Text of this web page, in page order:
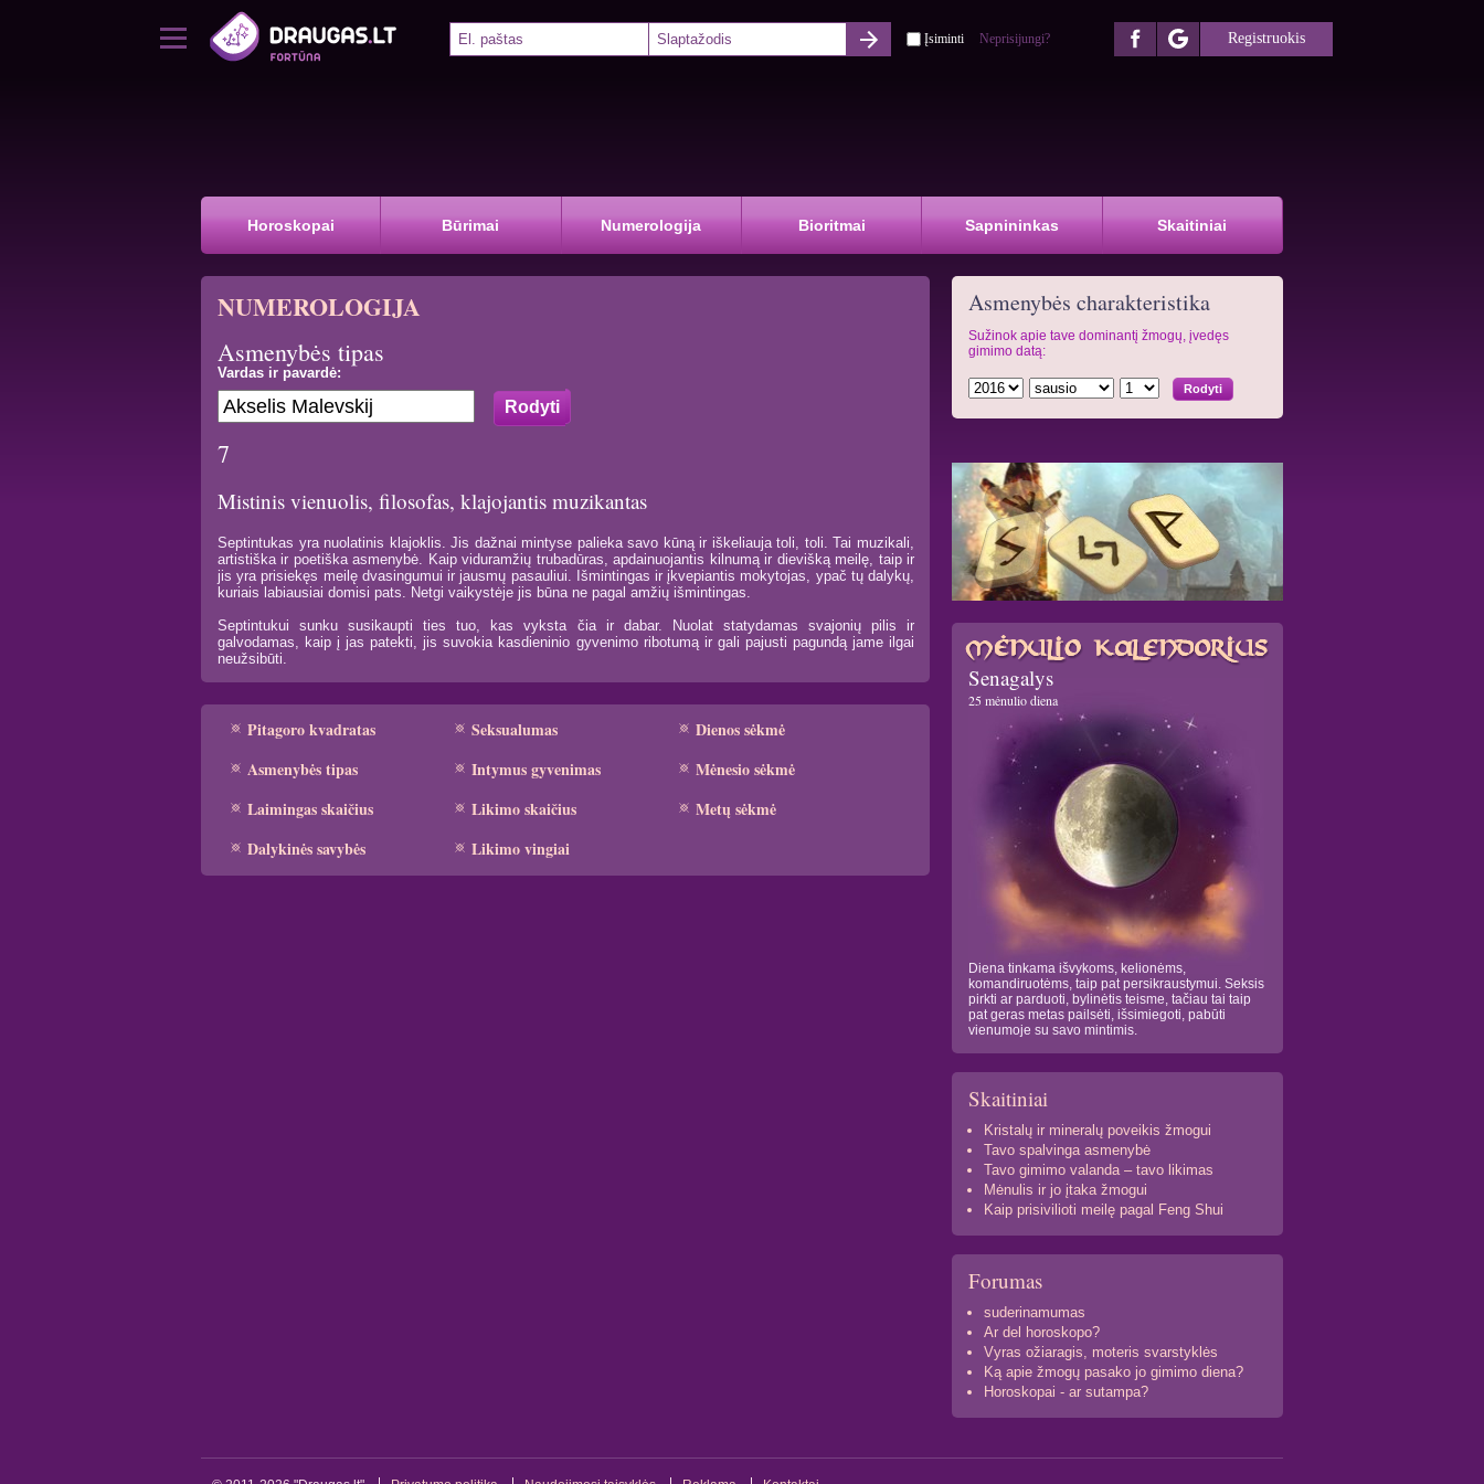
Įsiminti Neprisijungi? Registruokis
Horoskopai Būrimai Numerologija Bioritmai Sapnininkas Skaitiniai
NUMEROLOGIJA
Asmenybės tipas
Vardas ir pavardė:
7
Mistinis vienuolis, filosofas, klajojantis muzikantas
Septintukas yra nuolatinis klajoklis. Jis dažnai mintyse palieka savo kūną ir iškeliauja toli, toli. Tai muzikali,
artistiška ir poetiška asmenybė. Kaip viduramžių trubadūras, apdainuojantis kilnumą ir dievišką meilę, taip ir
jis yra prisiekęs meilę dvasingumui ir jausmų pasauliui. Išmintingas ir įkvepiantis mokytojas, ypač tų dalykų,
kuriais labiausiai domisi pats. Netgi vaikystėje jis būna ne pagal amžių išmintingas.
Septintukui sunku susikaupti ties tuo, kas vyksta čia ir dabar. Nuolat statydamas svajonių pilis ir
galvodamas, kaip į jas patekti, jis suvokia kasdieninio gyvenimo ribotumą ir gali pajusti pagundą jame ilgai
neužsibūti.
Pitagoro kvadratas
Asmenybės tipas
Laimingas skaičius
Dalykinės savybės
Seksualumas
Intymus gyvenimas
Likimo skaičius
Likimo vingiai
Dienos sėkmė
Mėnesio sėkmė
Metų sėkmė
Asmenybės charakteristika
Sužinok apie tave dominantį žmogų, įvedęs
gimimo datą:
Senagalys
25 mėnulio diena
Diena tinkama išvykoms, kelionėms,
komandiruotėms, taip pat persikraustymui. Seksis
pirkti ar parduoti, bylinėtis teisme, tačiau tai taip
pat geras metas pailsėti, išsimiegoti, pabūti
vienumoje su savo mintimis.
Skaitiniai
Kristalų ir mineralų poveikis žmogui
Tavo spalvinga asmenybė
Tavo gimimo valanda – tavo likimas
Mėnulis ir jo įtaka žmogui
Kaip prisivilioti meilę pagal Feng Shui
Forumas
suderinamumas
Ar del horoskopo?
Vyras ožiaragis, moteris svarstyklės
Ką apie žmogų pasako jo gimimo diena?
Horoskopai - ar sutampa?